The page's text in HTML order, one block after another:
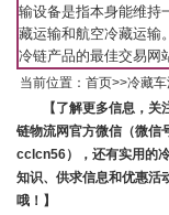
输设备是指本身能维持
藏运输和航空冷藏运输
冷链产品的最佳交易网
当前位置： 首页>>冷藏
【了解更多信息，关
链物流网官方微信（微信
cclcn56），还有实用的
知识、供求信息和优惠活
哦！】